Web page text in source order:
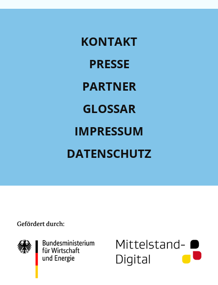
KONTAKT
PRESSE
PARTNER
GLOSSAR
IMPRESSUM
DATENSCHUTZ